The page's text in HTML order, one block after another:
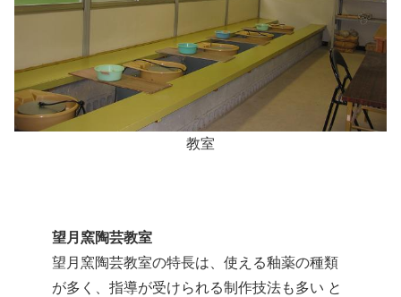
教室
望月窯陶芸教室
望月窯陶芸教室の特長は、使える釉薬の種類
が多く、指導が受けられる制作技法も多い と